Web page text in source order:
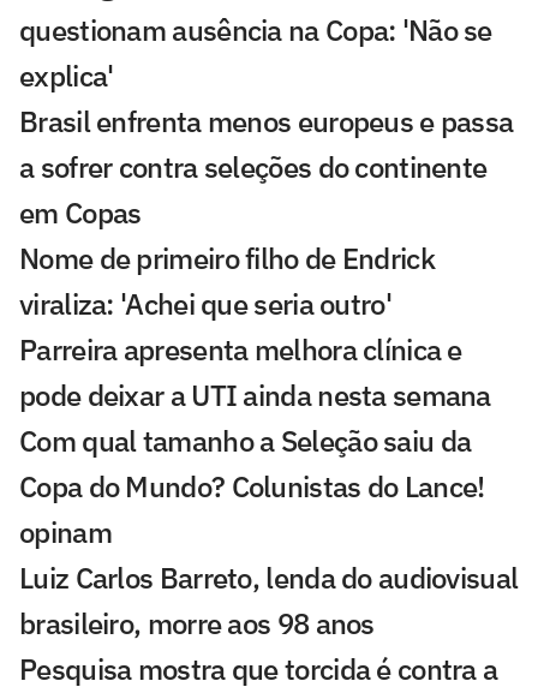
questionam ausência na Copa: 'Não se
explica'
Brasil enfrenta menos europeus e passa
a sofrer contra seleções do continente
em Copas
Nome de primeiro filho de Endrick
viraliza: 'Achei que seria outro'
Parreira apresenta melhora clínica e
pode deixar a UTI ainda nesta semana
Com qual tamanho a Seleção saiu da
Copa do Mundo? Colunistas do Lance!
opinam
Luiz Carlos Barreto, lenda do audiovisual
brasileiro, morre aos 98 anos
Pesquisa mostra que torcida é contra a